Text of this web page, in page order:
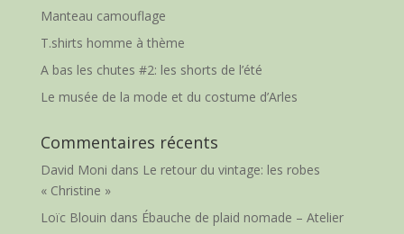
Manteau camouflage
T.shirts homme à thème
A bas les chutes #2: les shorts de l’été
Le musée de la mode et du costume d’Arles
Commentaires récents
David Moni dans Le retour du vintage: les robes
« Christine »
Loïc Blouin dans Ébauche de plaid nomade – Atelier